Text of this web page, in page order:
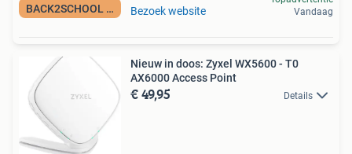
BACK2SCHOOL ACTIE! Bezoek website
Vandaag
Nieuw in doos: Zyxel WX5600 - T0
AX6000 Access Point
€ 49,95 Details